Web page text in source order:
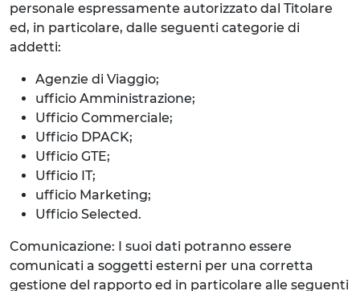
personale espressamente autorizzato dal Titolare
ed, in particolare, dalle seguenti categorie di
addetti:
Agenzie di Viaggio;
ufficio Amministrazione;
Ufficio Commerciale;
Ufficio DPACK;
Ufficio GTE;
Ufficio IT;
ufficio Marketing;
Ufficio Selected.
Comunicazione: I suoi dati potranno essere
comunicati a soggetti esterni per una corretta
gestione del rapporto ed in particolare alle seguenti